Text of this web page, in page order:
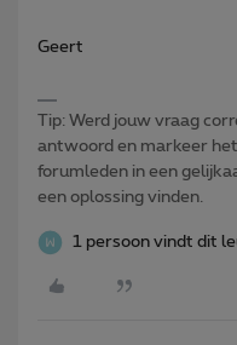
Geert
Tip: Werd jouw vraag
antwoord en markeer
forumleden in een
een oplossing vinden.
1 persoon vindt dit